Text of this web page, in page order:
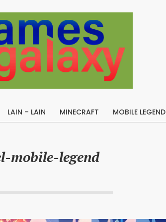
Primary
LAIN – LAIN MINECRAFT MOBILE LEGEND
mobile-legend